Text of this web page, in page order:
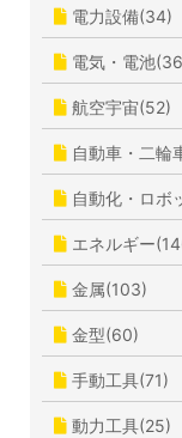
電力設備(34)
電気・電池
航空宇宙(52)
自動車・二輪
自動化・ロボ
エネルギー
金属(103)
金型(60)
手動工具(71)
動力工具(25)